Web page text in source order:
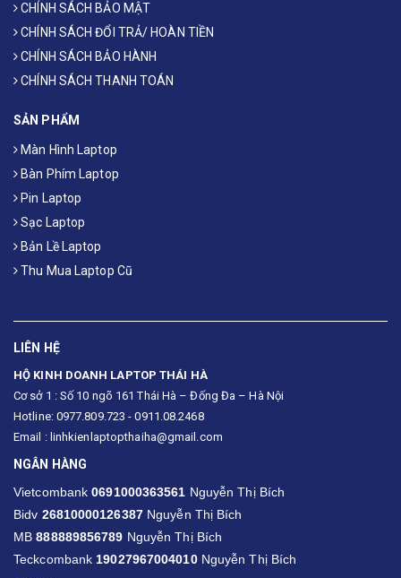
CHÍNH SÁCH BẢO MẬT
CHÍNH SÁCH ĐỔI TRẢ/ HOÀN TIỀN
CHÍNH SÁCH BẢO HÀNH
CHÍNH SÁCH THANH TOÁN
SẢN PHẨM
Màn Hình Laptop
Bàn Phím Laptop
Pin Laptop
Sạc Laptop
Bản Lề Laptop
Thu Mua Laptop Cũ
LIÊN HỆ
HỘ KINH DOANH LAPTOP THÁI HÀ
Cơ sở 1 : Số 10 ngõ 161 Thái Hà – Đống Đa – Hà Nội
Hotline: 0977.809.723 - 0911.08.2468
Email : linhkienlaptopthaiha@gmail.com
NGÂN HÀNG
Vietcombank0691000363561 Nguyễn Thị Bích
Bidv 26810000126387Nguyễn Thị Bích
MB888889856789 Nguyễn Thị Bích
Teckcombank 19027967004010Nguyễn Thị Bích